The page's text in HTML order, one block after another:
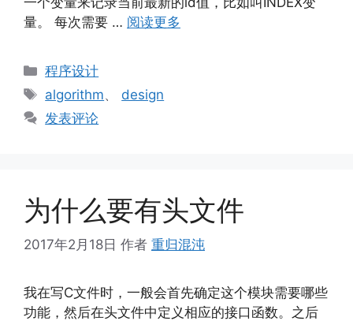
量。 每次需要 … 阅读更多
分
类
程序设计
标
签
algorithm、 design
发表评论
为什么要有头文件
2017年2月18日 作者 重归混沌
我在写C文件时，一般会首先确定这个模块需要哪些
功能，然后在头文件中定义相应的接口函数。之后